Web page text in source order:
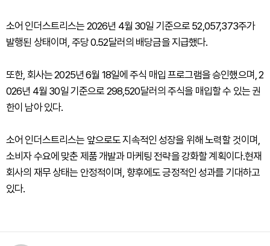
소어 인더스트리스는 2026년 4월 30일 기준으로 52,057,373주가
발행된 상태이며, 주당 0.52달러의 배당금을 지급했다.
또한, 회사는 2025년 6월 18일에 주식 매입 프로그램을 승인했으며, 2
026년 4월 30일 기준으로 298,520달러의 주식을 매입할 수 있는 권
한이 남아 있다.
소어 인더스트리스는 앞으로도 지속적인 성장을 위해 노력할 것이며,
소비자 수요에 맞춘 제품 개발과 마케팅 전략을 강화할 계획이다.현재
회사의 재무 상태는 안정적이며, 향후에도 긍정적인 성과를 기대하고
있다.